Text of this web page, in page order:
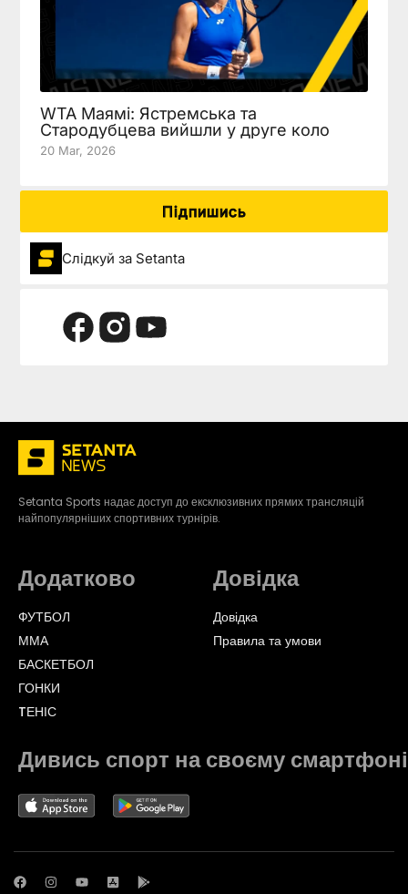
WTA Маямі: Ястремська та
Стародубцева вийшли у друге коло
20 Mar, 2026
Підпишись
Слідкуй за Setanta
Setanta Sports надає доступ до ексклюзивних прямих трансляцій
найпопулярніших спортивних турнірів.
Додатково
ФУТБОЛ
ММА
БАСКЕТБОЛ
ГОНКИ
TЕНІС
Довідка
Довідка
Правила та умови
Дивись спорт на своєму смартфоні